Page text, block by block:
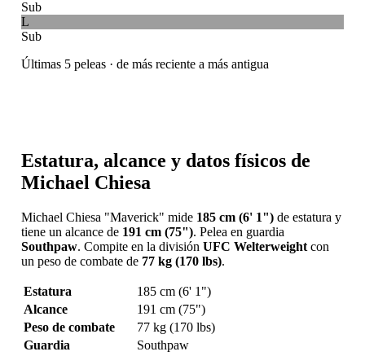
Sub
L
Sub
Últimas 5 peleas · de más reciente a más antigua
Estatura, alcance y datos físicos de
Michael Chiesa
Michael Chiesa "Maverick" mide 185 cm (6' 1")de estatura y
tiene un alcance de 191 cm (75"). Pelea en guardia
Southpaw. Compite en la división UFC Welterweightcon
un peso de combate de 77 kg (170 lbs).
Estatura
185 cm (6' 1")
Alcance
191 cm (75")
Peso de combate
77 kg (170 lbs)
Guardia
Southpaw